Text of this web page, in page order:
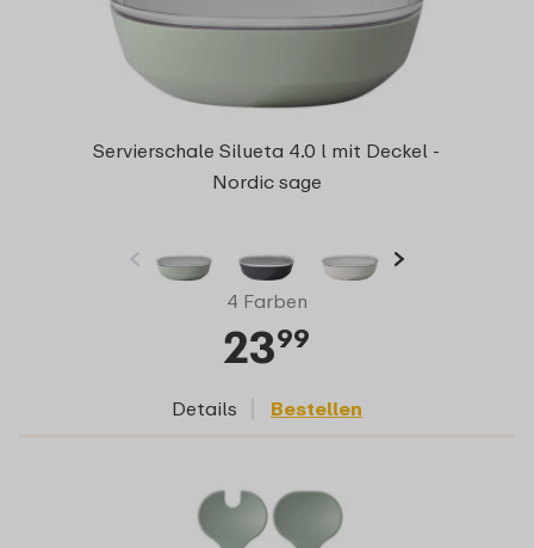
Servierschale Silueta 4.0 l mit Deckel -
Nordic sage
4 Farben
2399
Details Bestellen